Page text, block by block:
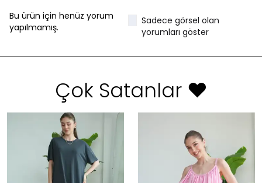
Bu ürün için henüz yorum
yapılmamış.
Sadece görsel olan
yorumları göster
Çok Satanlar ❤️